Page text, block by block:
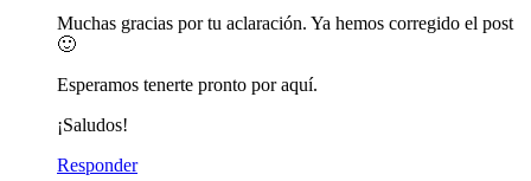
Muchas gracias por tu aclaración. Ya hemos corregido el post
🙂
Esperamos tenerte pronto por aquí.
¡Saludos!
Responder